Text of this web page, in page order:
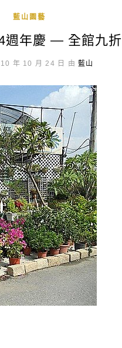
藍山園藝
週年慶 — 全館九折
年 10 月 24 日 由 藍山